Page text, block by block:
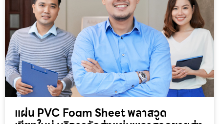
แผ่น PVC Foam Sheet พลาสวูด